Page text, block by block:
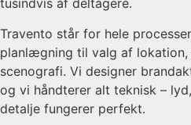
tusindvis af deltagere.
Travento står for hele
planlægning til valg af lokation,
scenografi. Vi designer
og vi håndterer alt teknisk –
detalje fungerer perfekt.